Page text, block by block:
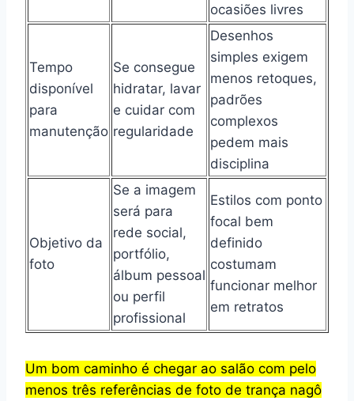
ocasiões livres
Tempo
disponível
para
manutenção
Se consegue
hidratar, lavar
e cuidar com
regularidade
Desenhos
simples exigem
menos retoques,
padrões
complexos
pedem mais
disciplina
Objetivo da
foto
Se a imagem
será para
rede social,
portfólio,
álbum pessoal
ou perfil
profissional
Estilos com ponto
focal bem
definido
costumam
funcionar melhor
em retratos
Um bom caminho é chegar ao salão com pelo
menos três referências de foto de trança nagô